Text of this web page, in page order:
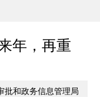
年，再重
批和政务信息管理局